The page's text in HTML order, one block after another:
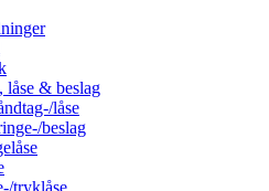
låse & beslag
låse
beslag